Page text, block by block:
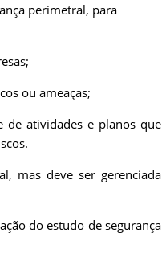
perimetral, para
ou ameaças;
de atividades e planos que
mas deve ser gerenciada
do estudo de segurança